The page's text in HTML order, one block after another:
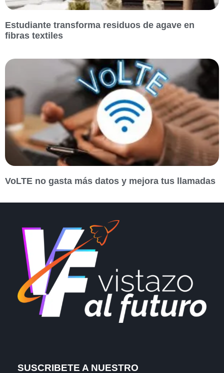
Estudiante transforma residuos de agave en
fibras textiles
VoLTE no gasta más datos y mejora tus llamadas
SUSCRIBETE A NUESTRO